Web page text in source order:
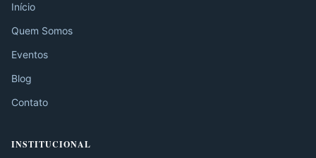
Início
Quem Somos
Eventos
Blog
Contato
INSTITUCIONAL